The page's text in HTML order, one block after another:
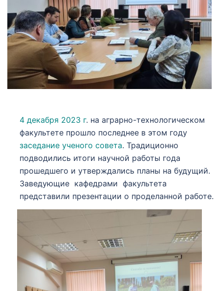
4 декабря 2023 г. на аграрно-технологическом
факультете прошло последнее в этом году
заседание ученого совета. Традиционно
подводились итоги научной работы года
прошедшего и утверждались планы на будущий.
Заведующие кафедрами факультета
представили презентации о проделанной работе.